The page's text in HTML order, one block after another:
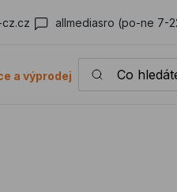
allmediasro (po-ne 7-
a výprodej
Co hledáte?